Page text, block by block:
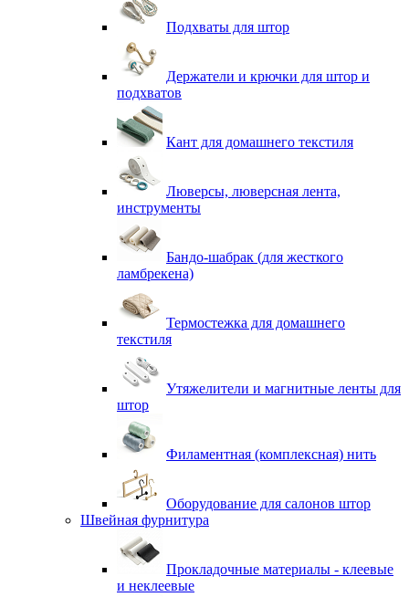
Подхваты для штор
Держатели и крючки для штор и
подхватов
Кант для домашнего текстиля
Люверсы, люверсная лента,
инструменты
Бандо-шабрак (для жесткого
ламбрекена)
Термостежка для домашнего
текстиля
Утяжелители и магнитные ленты для
штор
Филаментная (комплексная) нить
Оборудование для салонов штор
Швейная фурнитура
Прокладочные материалы - клеевые
и неклеевые